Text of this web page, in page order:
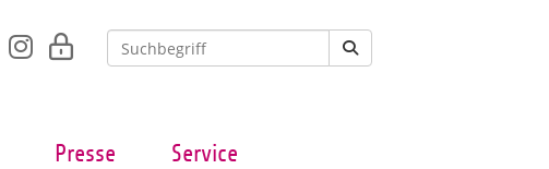
Presse Service